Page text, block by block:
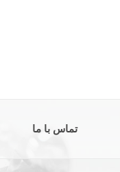
تماس با ما